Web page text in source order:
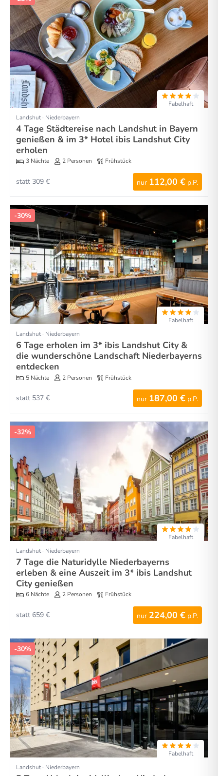
Fabelhaft
Landshut · Niederbayern
4 Tage Städtereise nach Landshut in Bayern
genießen & im 3* Hotel ibis Landshut City
erholen
3 Nächte 2 Personen Frühstück
nur 112,00 € p.P.
statt 309 €
-30%
Fabelhaft
Landshut · Niederbayern
6 Tage erholen im 3* ibis Landshut City &
die wunderschöne Landschaft Niederbayerns
entdecken
5 Nächte 2 Personen Frühstück
nur 187,00 € p.P.
statt 537 €
-32%
Fabelhaft
Landshut · Niederbayern
7 Tage die Naturidylle Niederbayerns
erleben & eine Auszeit im 3* ibis Landshut
City genießen
6 Nächte 2 Personen Frühstück
nur 224,00 € p.P.
statt 659 €
-30%
Fabelhaft
Landshut · Niederbayern